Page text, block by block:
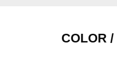
COLOR